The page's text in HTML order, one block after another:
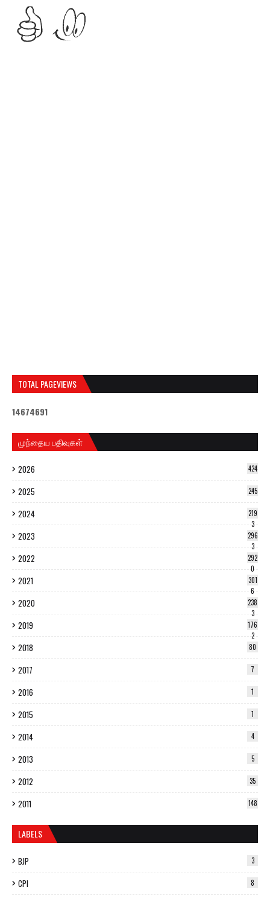
TOTAL PAGEVIEWS
14674691
முந்தைய பதிவுகள்
2026 424
2025 245
2024
219
3
2023
296
3
2022
292
0
2021
301
6
2020
238
3
2019
176
2
2018 80
2017 7
2016 1
2015 1
2014 4
2013 5
2012 35
2011 148
LABELS
BJP 3
CPI 8